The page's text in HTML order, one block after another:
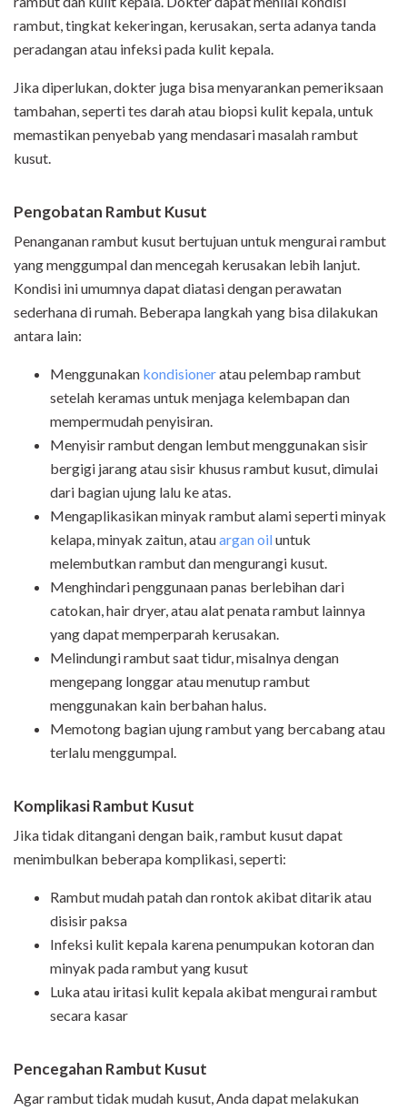
rambut, tingkat kekeringan, kerusakan, serta adanya tanda
peradangan atau infeksi pada kulit kepala.
Jika diperlukan, dokter juga bisa menyarankan pemeriksaan
tambahan, seperti tes darah atau biopsi kulit kepala, untuk
memastikan penyebab yang mendasari masalah rambut
kusut.
Pengobatan Rambut Kusut
Penanganan rambut kusut bertujuan untuk mengurai rambut
yang menggumpal dan mencegah kerusakan lebih lanjut.
Kondisi ini umumnya dapat diatasi dengan perawatan
sederhana di rumah. Beberapa langkah yang bisa dilakukan
antara lain:
Menggunakan kondisioneratau pelembap rambut
setelah keramas untuk menjaga kelembapan dan
mempermudah penyisiran.
Menyisir rambut dengan lembut menggunakan sisir
bergigi jarang atau sisir khusus rambut kusut, dimulai
dari bagian ujung lalu ke atas.
Mengaplikasikan minyak rambut alami seperti minyak
kelapa, minyak zaitun, atauargan oiluntuk
melembutkan rambut dan mengurangi kusut.
Menghindari penggunaan panas berlebihan dari
catokan, hair dryer, atau alat penata rambut lainnya
yang dapat memperparah kerusakan.
Melindungi rambut saat tidur, misalnya dengan
mengepang longgar atau menutup rambut
menggunakan kain berbahan halus.
Memotong bagian ujung rambut yang bercabang atau
terlalu menggumpal.
Komplikasi Rambut Kusut
Jika tidak ditangani dengan baik, rambut kusut dapat
menimbulkan beberapa komplikasi, seperti:
Rambut mudah patah dan rontok akibat ditarik atau
disisir paksa
Infeksi kulit kepala karena penumpukan kotoran dan
minyak pada rambut yang kusut
Luka atau iritasi kulit kepala akibat mengurai rambut
secara kasar
Pencegahan Rambut Kusut
Agar rambut tidak mudah kusut, Anda dapat melakukan